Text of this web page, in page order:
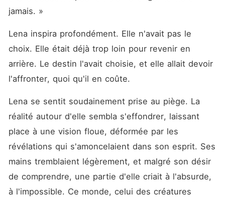
jamais. »
Lena inspira profondément. Elle n'avait pas le
choix. Elle était déjà trop loin pour revenir en
arrière. Le destin l'avait choisie, et elle allait devoir
l'affronter, quoi qu'il en coûte.
Lena se sentit soudainement prise au piège. La
réalité autour d'elle sembla s'effondrer, laissant
place à une vision floue, déformée par les
révélations qui s'amoncelaient dans son esprit. Ses
mains tremblaient légèrement, et malgré son désir
de comprendre, une partie d'elle criait à l'absurde,
à l'impossible. Ce monde, celui des créatures